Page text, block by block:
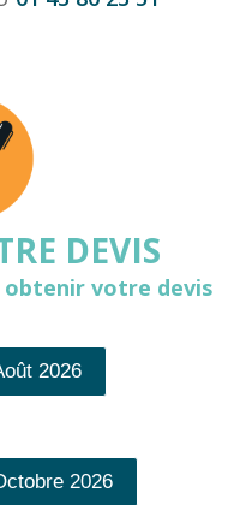
DEVIS
obtenir votre devis
2026
2026